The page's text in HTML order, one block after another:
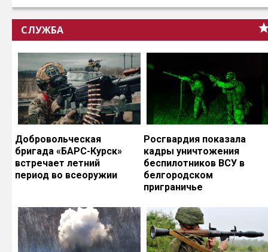
СЛУЖБА
Добровольческая
бригада «БАРС-Курск»
встречает летний
период во всеоружии
Росгвардия показала
кадры уничтожения
беспилотников ВСУ в
белгородском
приграничье